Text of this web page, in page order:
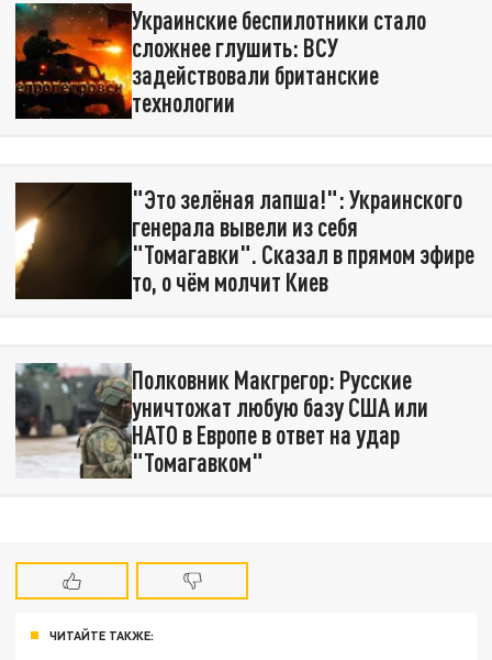
Украинские беспилотники стало
сложнее глушить: ВСУ
задействовали британские
технологии
"Это зелёная лапша!": Украинского
генерала вывели из себя
"Томагавки". Сказал в прямом эфире
то, о чём молчит Киев
Полковник Макгрегор: Русские
уничтожат любую базу США или
НАТО в Европе в ответ на удар
"Томагавком"
ЧИТАЙТЕ ТАКЖЕ: